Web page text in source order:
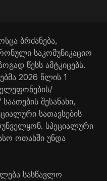
ბრძანება,
საკომუნიკაციო
წესს ამტკიცებს.
2026 წლის 1
შესანახი,
სათავსების
სპეციალური
ოთახში უნდა
სასწავლო